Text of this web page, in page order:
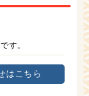
す。
はこちら